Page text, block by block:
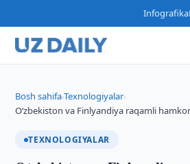
Infografika
Bosh sahifa›Texnologiyalar›
Oʻzbekiston va Finlyandiya raqamli
TEXNOLOGIYALAR